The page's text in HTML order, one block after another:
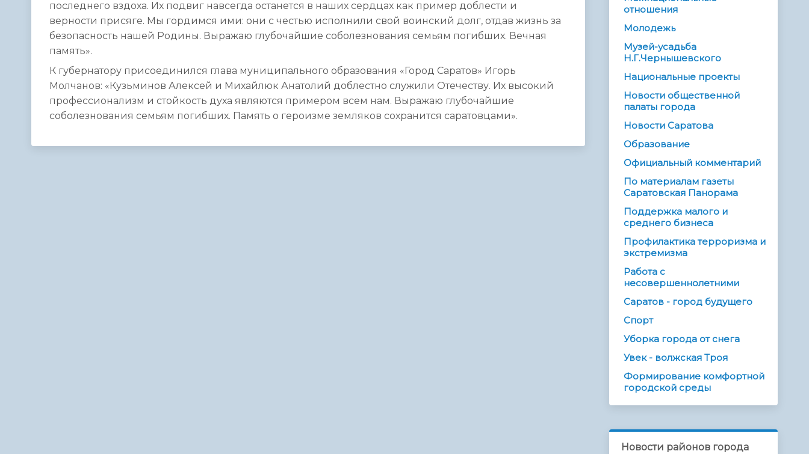
последнего вздоха. Их подвиг навсегда останется в наших сердцах как пример доблести и
верности присяге. Мы гордимся ими: они с честью исполнили свой воинский долг, отдав жизнь за
безопасность нашей Родины. Выражаю глубочайшие соболезнования семьям погибших. Вечная
память».
К губернатору присоединился глава муниципального образования «Город Саратов» Игорь
Молчанов: «Кузьминов Алексей и Михайлюк Анатолий доблестно служили Отечеству. Их высокий
профессионализм и стойкость духа являются примером всем нам. Выражаю глубочайшие
соболезнования семьям погибших. Память о героизме земляков сохранится саратовцами».
отношения
Молодежь
Музей-усадьба
Н.Г.Чернышевского
Национальные проекты
Новости общественной
палаты города
Новости Саратова
Образование
Официальный комментарий
По материалам газеты
Саратовская Панорама
Поддержка малого и
среднего бизнеса
Профилактика терроризма и
экстремизма
Работа с
несовершеннолетними
Саратов - город будущего
Спорт
Уборка города от снега
Увек - волжская Троя
Формирование комфортной
городской среды
Новости районов города